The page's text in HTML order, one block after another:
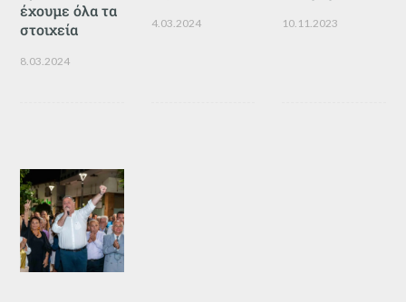
έχουμε όλα τα
στοιχεία
8.03.2024
4.03.2024 10.11.2023